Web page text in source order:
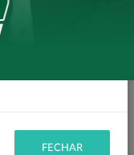
de um novo piso
FECHAR